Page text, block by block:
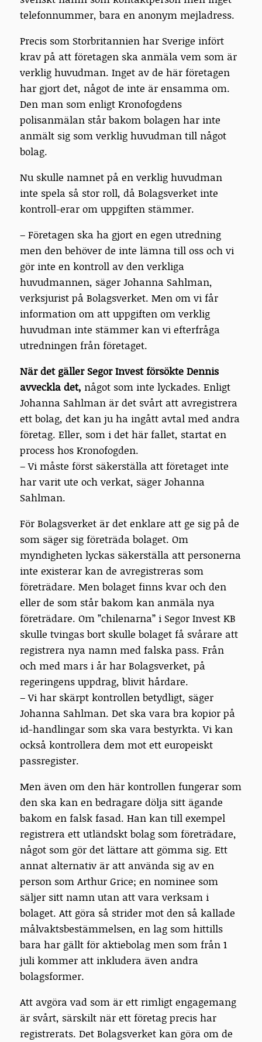
telefonnummer, bara en anonym mejladress.
Precis som Storbritannien har Sverige infört
krav på att företagen ska anmäla vem som är
verklig huvudman. Inget av de här företagen
har gjort det, något de inte är ensamma om.
Den man som enligt Kronofogdens
polisanmälan står bakom bolagen har inte
anmält sig som verklig huvudman till något
bolag.
Nu skulle namnet på en verklig huvudman
inte spela så stor roll, då Bolagsverket inte
kontroll-erar om uppgiften stämmer.
– Företagen ska ha gjort en egen utredning
men den behöver de inte lämna till oss och vi
gör inte en kontroll av den verkliga
huvudmannen, säger Johanna Sahlman,
verksjurist på Bolagsverket. Men om vi får
information om att uppgiften om verklig
huvudman inte stämmer kan vi efterfråga
utredningen från företaget.
När det gällerSegor Invest försökte Dennis
avveckla det, något som inte lyckades. Enligt
Johanna Sahlman är det svårt att avregistrera
ett bolag, det kan ju ha ingått avtal med andra
företag. Eller, som i det här fallet, startat en
process hos Kronofogden.
– Vi måste först säkerställa att företaget inte
har varit ute och verkat, säger Johanna
Sahlman.
För Bolagsverket är det enklare att ge sig på de
som säger sig företräda bolaget. Om
myndigheten lyckas säkerställa att personerna
inte existerar kan de avregistreras som
företrädare. Men bolaget finns kvar och den
eller de som står bakom kan anmäla nya
företrädare. Om ”chilenarna” i Segor Invest KB
skulle tvingas bort skulle bolaget få svårare att
registrera nya namn med falska pass. Från
och med mars i år har Bolagsverket, på
regeringens uppdrag, blivit hårdare.
– Vi har skärpt kontrollen betydligt, säger
Johanna Sahlman. Det ska vara bra kopior på
id-handlingar som ska vara bestyrkta. Vi kan
också kontrollera dem mot ett europeiskt
passregister.
Men även om den här kontrollen fungerar som
den ska kan en bedragare dölja sitt ägande
bakom en falsk fasad. Han kan till exempel
registrera ett utländskt bolag som företrädare,
något som gör det lättare att gömma sig. Ett
annat alternativ är att använda sig av en
person som Arthur Grice; en nominee som
säljer sitt namn utan att vara verksam i
bolaget. Att göra så strider mot den så kallade
målvaktsbestämmelsen, en lag som hittills
bara har gällt för aktiebolag men som från 1
juli kommer att inkludera även andra
bolagsformer.
Att avgöra vad som är ett rimligt engagemang
är svårt, särskilt när ett företag precis har
registrerats. Det Bolagsverket kan göra om de